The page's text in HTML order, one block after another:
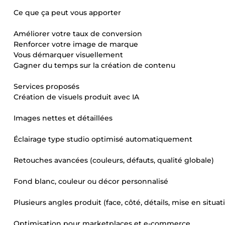
Ce que ça peut vous apporter
Améliorer votre taux de conversion
Renforcer votre image de marque
Vous démarquer visuellement
Gagner du temps sur la création de contenu
Services proposés
Création de visuels produit avec IA
Images nettes et détaillées
Éclairage type studio optimisé automatiquement
Retouches avancées (couleurs, défauts, qualité globale)
Fond blanc, couleur ou décor personnalisé
Plusieurs angles produit (face, côté, détails, mise en